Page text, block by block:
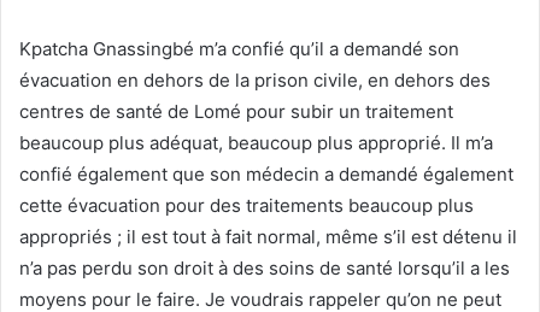
Kpatcha Gnassingbé m’a confié qu’il a demandé son
évacuation en dehors de la prison civile, en dehors des
centres de santé de Lomé pour subir un traitement
beaucoup plus adéquat, beaucoup plus approprié. Il m’a
confié également que son médecin a demandé également
cette évacuation pour des traitements beaucoup plus
appropriés ; il est tout à fait normal, même s’il est détenu il
n’a pas perdu son droit à des soins de santé lorsqu’il a les
moyens pour le faire. Je voudrais rappeler qu’on ne peut